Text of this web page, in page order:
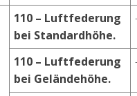
110 – Luftfederung
bei Standardhöhe.
110 – Luftfederung
bei Geländehöhe.